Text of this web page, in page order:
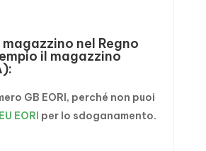
nel Regno
il magazzino
GB EORI, perché non puoi
EU EORI per lo sdoganamento.